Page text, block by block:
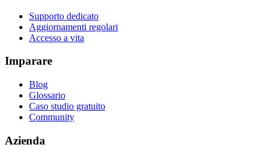
Supporto dedicato
Aggiornamenti regolari
Accesso a vita
Imparare
Blog
Glossario
Caso studio gratuito
Community
Azienda